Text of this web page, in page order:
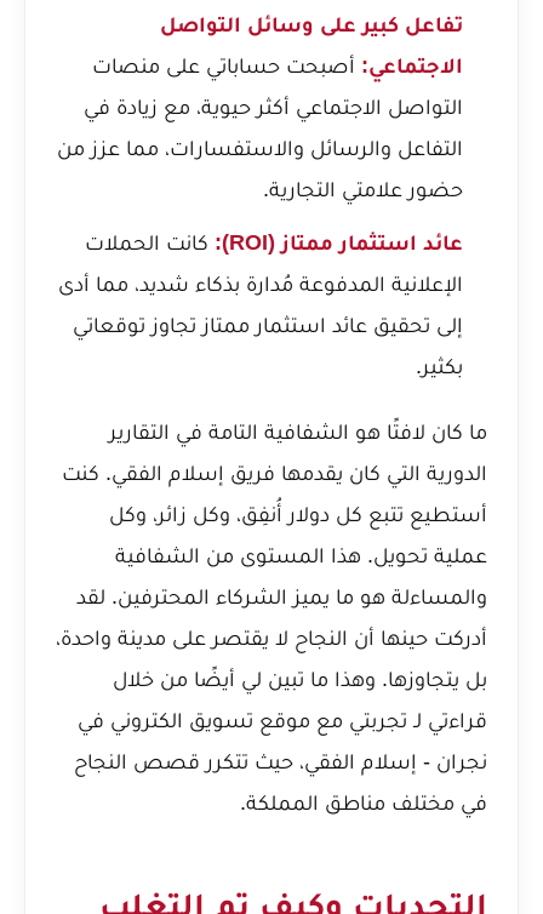
تفاعل كبير على وسائل التواصل
الاجتماعي: أصبحت حساباتي على منصات
التواصل الاجتماعي أكثر حيوية، مع زيادة في
التفاعل والرسائل والاستفسارات، مما عزز من
حضور علامتي التجارية.
عائد استثمار ممتاز (ROI):
كانت الحملات
الإعلانية المدفوعة مُدارة بذكاء شديد، مما أدى
إلى تحقيق عائد استثمار ممتاز تجاوز توقعاتي
بكثير.
ما كان لافتًا هو الشفافية التامة في التقارير
الدورية التي كان يقدمها فريق إسلام الفقي. كنت
أستطيع تتبع كل دولار أُنفِق، وكل زائر، وكل
عملية تحويل. هذا المستوى من الشفافية
والمساءلة هو ما يميز الشركاء المحترفين. لقد
أدركت حينها أن النجاح لا يقتصر على مدينة واحدة،
بل يتجاوزها. وهذا ما تبين لي أيضًا من خلال
قراءتي لـ تجربتي مع موقع تسويق الكتروني في
نجران - إسلام الفقي، حيث تتكرر قصص النجاح
في مختلف مناطق المملكة.
التحديات وكيف تم التغلب